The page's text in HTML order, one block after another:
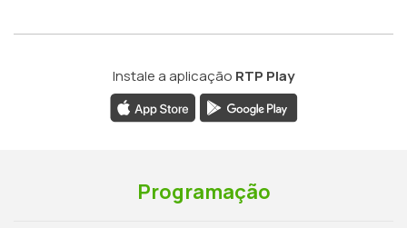
Instale a aplicação RTP Play
Programação